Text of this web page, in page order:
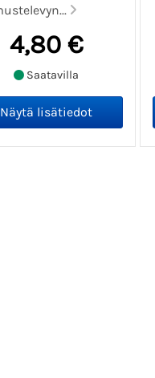
4,80 €
Saatavilla